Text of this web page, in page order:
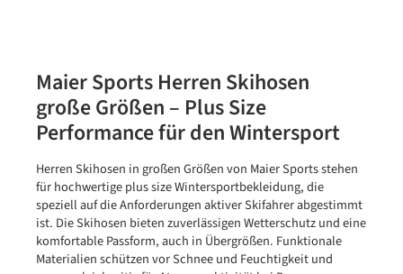
Maier Sports Herren Skihosen
große Größen – Plus Size
Performance für den Wintersport
Herren Skihosen in großen Größen von Maier Sports stehen
für hochwertige plus size Wintersportbekleidung, die
speziell auf die Anforderungen aktiver Skifahrer abgestimmt
ist. Die Skihosen bieten zuverlässigen Wetterschutz und eine
komfortable Passform, auch in Übergrößen. Funktionale
Materialien schützen vor Schnee und Feuchtigkeit und